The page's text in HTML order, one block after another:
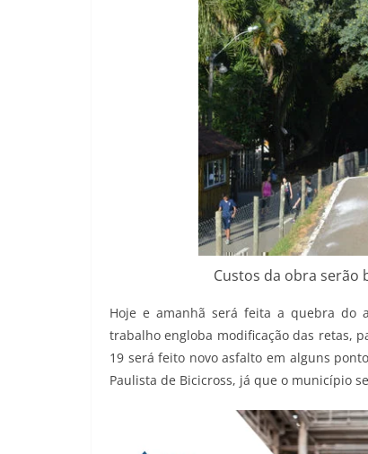
Custos da obra serão
Hoje e amanhã será feita a quebra do
trabalho engloba modificação das retas,
19 será feito novo asfalto em alguns
Paulista de Bicicross, já que o município